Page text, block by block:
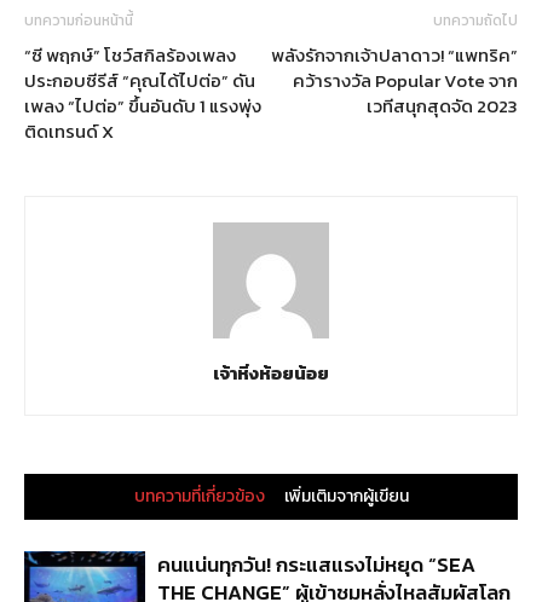
บทความก่อนหน้านี้
“ซี พฤกษ์” โชว์สกิลร้องเพลง
ประกอบซีรีส์ “คุณได้ไปต่อ” ดัน
เพลง “ไปต่อ” ขึ้นอันดับ 1 แรงพุ่ง
ติดเทรนด์ X
บทความถัดไป
พลังรักจากเจ้าปลาดาว! “แพทริค”
คว้ารางวัล Popular Vote จาก
เวทีสนุกสุดจัด 2023
เจ้าหิ่งห้อยน้อย
บทความที่เกี่ยวข้อง เพิ่มเติมจากผู้เขียน
คนแน่นทุกวัน! กระแสแรงไม่หยุด “SEA
THE CHANGE” ผู้เข้าชมหลั่งไหลสัมผัสโลก